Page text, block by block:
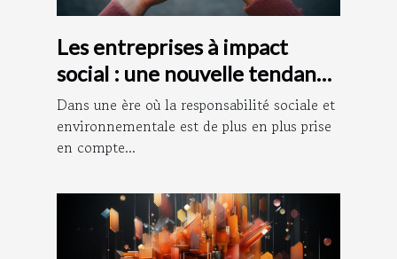
Les entreprises à impact
social : une nouvelle tendance
dans le monde des affaires
Dans une ère où la responsabilité sociale et
environnementale est de plus en plus prise
en compte...